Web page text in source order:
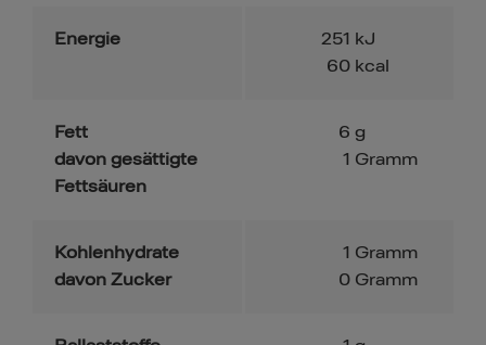
Energie 251 kJ
60 kcal
Fett
davon gesättigte
Fettsäuren
6 g
1 Gramm
Kohlenhydrate
davon Zucker
1 Gramm
0 Gramm